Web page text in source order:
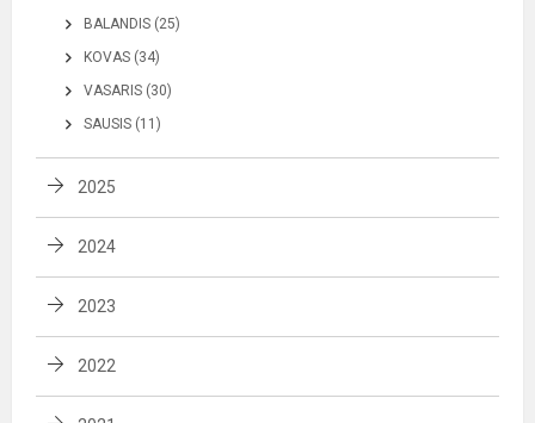
BALANDIS (25)
KOVAS (34)
VASARIS (30)
SAUSIS (11)
2025
2024
2023
2022